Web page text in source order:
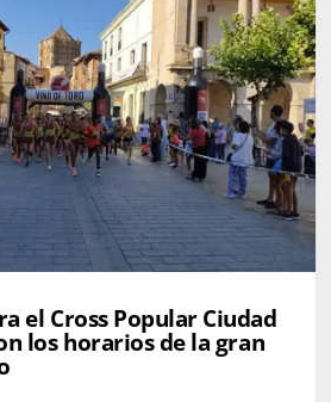
el Cross Popular Ciudad
los horarios de la gran